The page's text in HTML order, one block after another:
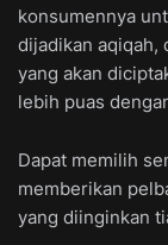
konsumennya
dijadikan aqiqah,
yang akan
lebih puas
Dapat memilih
memberikan
yang diinginkan